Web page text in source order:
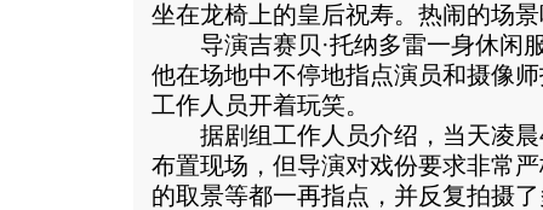
坐在龙椅上的皇后祝寿。热闹的场
导演吉赛贝·托纳多雷一身休闲
他在场地中不停地指点演员和摄像
工作人员开着玩笑。
据剧组工作人员介绍，当天凌晨
布置现场，但导演对戏份要求非常
的取景等都一再指点，并反复拍摄